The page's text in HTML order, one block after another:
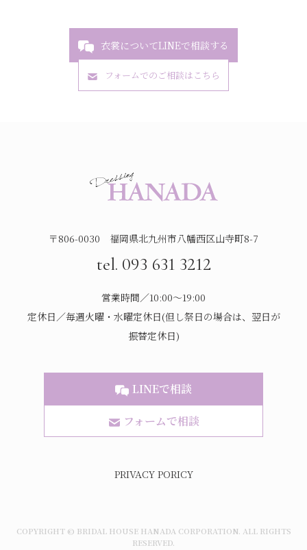
衣裳についてLINEで相談する
フォームでのご相談はこちら
〒806-0030 福岡県北九州市八幡西区山寺町8-7
tel. 093 631 3212
営業時間／10:00～19:00
定休日／毎週火曜・水曜定休日(但し祭日の場合は、翌日が
振替定休日)
LINEで相談
フォームで相談
PRIVACY PORICY
COPYRIGHT © BRIDAL HOUSE HANADA CORPORATION. ALL RIGHTS
RESERVED.